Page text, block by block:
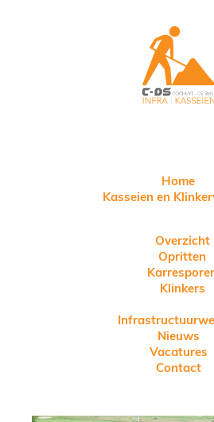
Home
Kasseien en
Overzicht
Opritten
Klinkers
Nieuws
Vacatures
Contact